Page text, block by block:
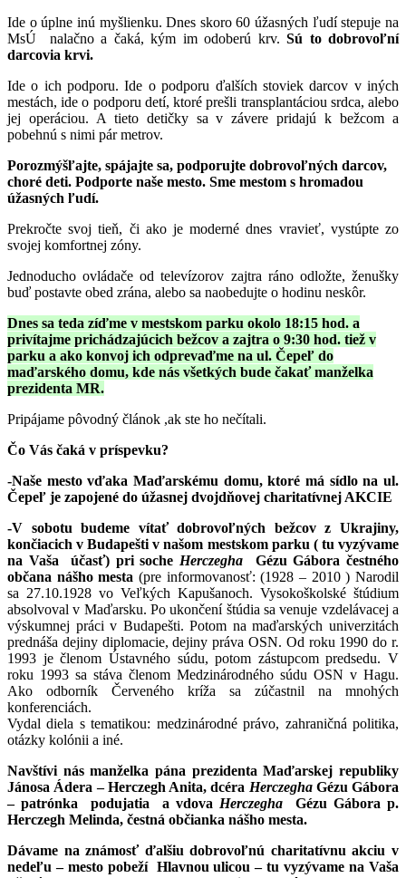
Ide o úplne inú myšlienku. Dnes skoro 60 úžasných ľudí stepuje na
MsÚ nalačno a čaká, kým im odoberú krv.Sú to dobrovoľní
darcovia krvi.
Ide o ich podporu. Ide o podporu ďalších stoviek darcov v iných
mestách, ide o podporu detí, ktoré prešli transplantáciou srdca, alebo
jej operáciou. A tieto detičky sa v závere pridajú k bežcom a
pobehnú s nimi pár metrov.
Porozmýšľajte, spájajte sa, podporujte dobrovoľných darcov,
choré deti. Podporte naše mesto. Sme mestom s hromadou
úžasných ľudí.
Prekročte svoj tieň, či ako je moderné dnes vravieť, vystúpte zo
svojej komfortnej zóny.
Jednoducho ovládače od televízorov zajtra ráno odložte, ženušky
buď postavte obed zrána, alebo sa naobedujte o hodinu neskôr.
Dnes sa teda zíďme v mestskom parku okolo 18:15 hod. a
privítajme prichádzajúcich bežcov a zajtra o 9:30 hod. tiež v
parku a ako konvoj ich odprevaďme na ul. Čepeľ do
maďarského domu, kde nás všetkých bude čakať manželka
prezidenta MR.
Pripájame pôvodný článok ,ak ste ho nečítali.
Čo Vás čaká v príspevku?
-Naše mesto vďaka Maďarskému domu, ktoré má sídlo na ul.
Čepeľ je zapojené do úžasnej dvojdňovej charitatívnej AKCIE
-V sobotu budeme vítať dobrovoľných bežcov z Ukrajiny,
končiacich v Budapešti v našom mestskom parku ( tu vyzývame
na Vaša účasť) pri soche Herczegha
Gézu Gábora čestného
občana nášho mesta (pre informovanosť: (1928 – 2010 ) Narodil
sa 27.10.1928 vo Veľkých Kapušanoch. Vysokoškolské štúdium
absolvoval v Maďarsku. Po ukončení štúdia sa venuje vzdelávacej a
výskumnej práci v Budapešti. Potom na maďarských univerzitách
prednáša dejiny diplomacie, dejiny práva OSN. Od roku 1990 do r.
1993 je členom Ústavného súdu, potom zástupcom predsedu. V
roku 1993 sa stáva členom Medzinárodného súdu OSN v Hagu.
Ako odborník Červeného kríža sa zúčastnil na mnohých
konferenciách.
Vydal diela s tematikou: medzinárodné právo, zahraničná politika,
otázky kolónii a iné.
Navštívi nás manželka pána prezidenta Maďarskej republiky
Jánosa Ádera – Herczegh Anita, dcéra Herczegha Gézu Gábora
– patrónka podujatia a vdova Herczegha
Gézu Gábora p.
Herczegh Melinda, čestná občianka nášho mesta.
Dávame na známosť ďalšiu dobrovoľnú charitatívnu akciu v
nedeľu – mesto pobeží Hlavnou ulicou – tu vyzývame na Vaša